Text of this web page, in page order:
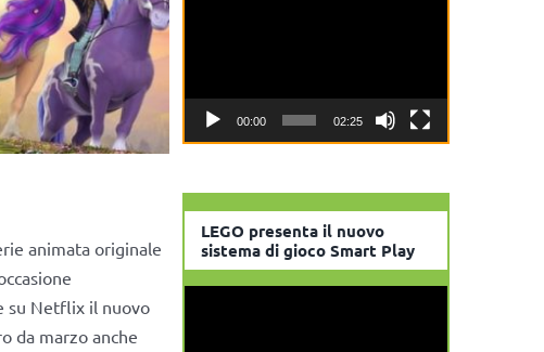
animata originale
su Netflix il nuovo
da marzo anche
00:00 02:25
LEGO presenta il nuovo
sistema di gioco Smart Play